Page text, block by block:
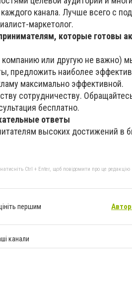
канала. Лучше всего с
маркетолог.
которые готовы
компанию или другую не важно)
предложить наиболее
максимально эффективной.
сотрудничеству.
бесплатно.
ответы
высоких достижений в
Ctrl + Enter, щоб повідомити про це редакцію
першим
канали